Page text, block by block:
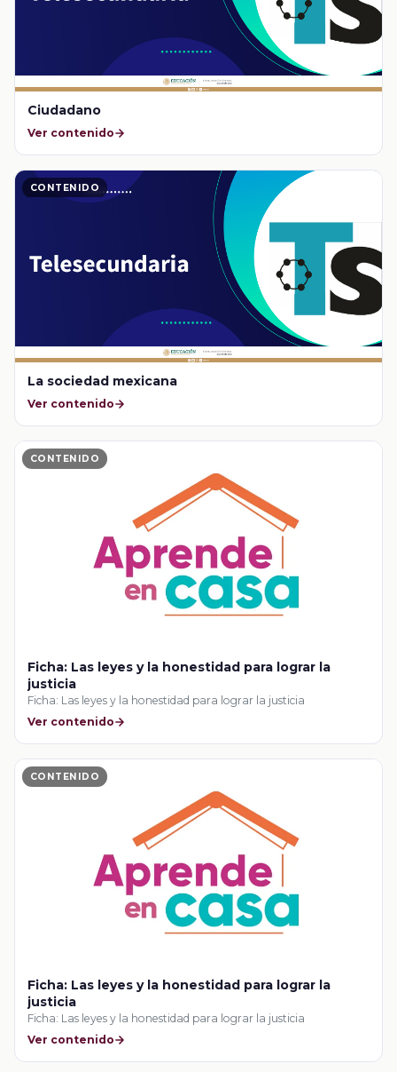
Ciudadano
Ver contenido
CONTENIDO
La sociedad mexicana
Ver contenido
CONTENIDO
Ficha: Las leyes y la honestidad para lograr la
justicia
Ficha: Las leyes y la honestidad para lograr la justicia
Ver contenido
CONTENIDO
Ficha: Las leyes y la honestidad para lograr la
justicia
Ficha: Las leyes y la honestidad para lograr la justicia
Ver contenido